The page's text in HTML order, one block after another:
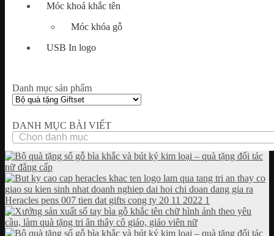
Móc khoá khắc tên
Móc khóa gỗ
USB In logo
Danh mục sản phẩm
DANH MỤC BÀI VIẾT
DANH
MỤC
BÀI
VIẾT